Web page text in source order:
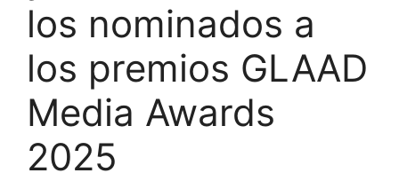
los nominados a
los premios GLAAD
Media Awards
2025